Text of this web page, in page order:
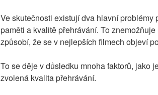
Ve skutečnosti existují dva hlavní
paměti a kvalitě přehrávání. To
způsobí, že se v nejlepších filmech objeví
To se děje v důsledku mnoha faktorů, jako
zvolená kvalita přehrávání.